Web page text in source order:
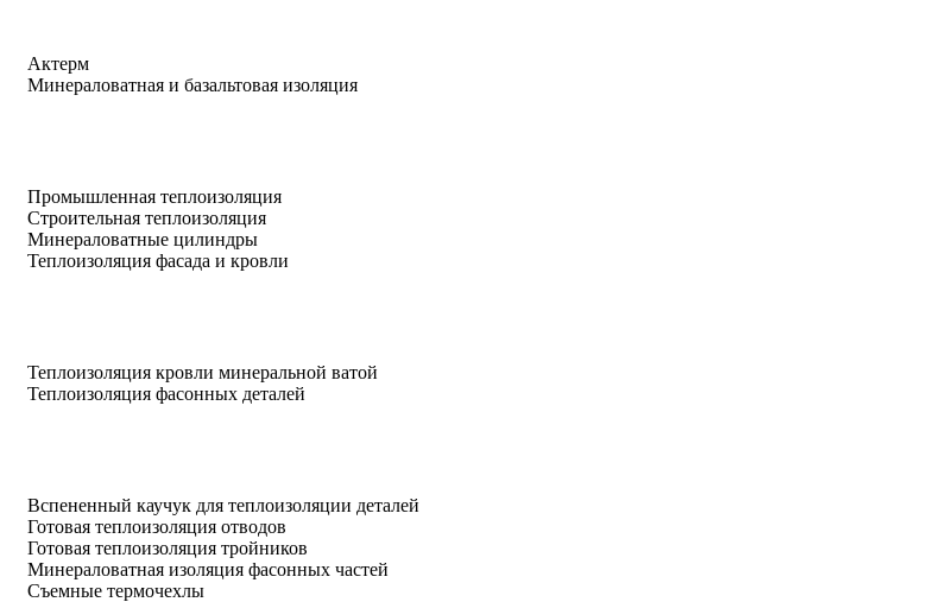
Актерм
Минераловатная и базальтовая изоляция
Промышленная теплоизоляция
Строительная теплоизоляция
Минераловатные цилиндры
Теплоизоляция фасада и кровли
Теплоизоляция кровли минеральной ватой
Теплоизоляция фасонных деталей
Вспененный каучук для теплоизоляции деталей
Готовая теплоизоляция отводов
Готовая теплоизоляция тройников
Минераловатная изоляция фасонных частей
Съемные термочехлы